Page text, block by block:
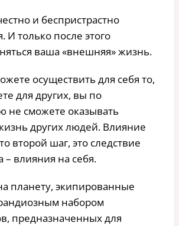
и беспристрастно
И только после этого
ваша «внешняя» жизнь.
осуществить для себя то,
для других, вы по
не сможете оказывать
других людей. Влияние
второй шаг, это следствие
– влияния на себя.
планету, экипированные
набором
предназначенных для